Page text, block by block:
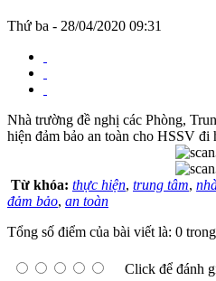
Thứ ba - 28/04/2020 09:31
Nhà trường đề nghị các Phòng,
hiện đảm bảo an toàn cho HSSV đi
Từ khóa: thực hiện, trung tâm,
đảm bảo, an toàn
Tổng số điểm của bài viết là: 0
Click để đánh